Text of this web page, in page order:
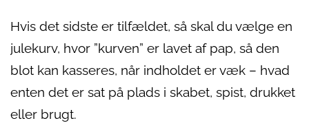
Hvis det sidste er tilfældet, så skal du vælge en
julekurv, hvor ”kurven” er lavet af pap, så den
blot kan kasseres, når indholdet er væk – hvad
enten det er sat på plads i skabet, spist, drukket
eller brugt.